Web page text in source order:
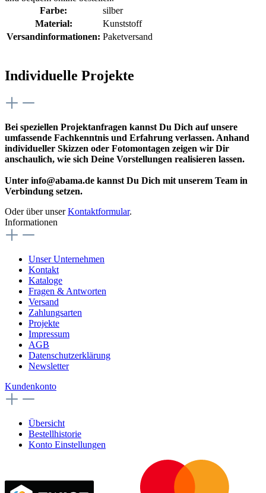
Farbe:
silber
Material:
Kunststoff
Versandinformationen: Paketversand
Individuelle Projekte
Bei speziellen Projektanfragen kannst Du Dich auf unsere
umfassende Fachkenntnis und Erfahrung verlassen. Anhand
individueller Skizzen oder Fotomontagen zeigen wir Dir
anschaulich, wie sich Deine Vorstellungen realisieren lassen.
Unter info@abama.de kannst Du Dich mit unserem Team in
Verbindung setzen.
Oder über unserKontaktformular.
Informationen
Unser Unternehmen
Kontakt
Kataloge
Fragen & Antworten
Versand
Zahlungsarten
Projekte
Impressum
AGB
Datenschutzerklärung
Newsletter
Kundenkonto
Übersicht
Bestellhistorie
Konto Einstellungen